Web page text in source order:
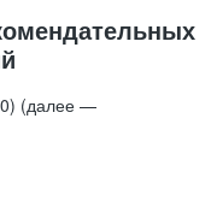
(далее —